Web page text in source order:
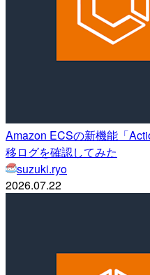
Amazon ECSの新機能「
移ログを確認してみた
suzuki.ryo
2026.07.22